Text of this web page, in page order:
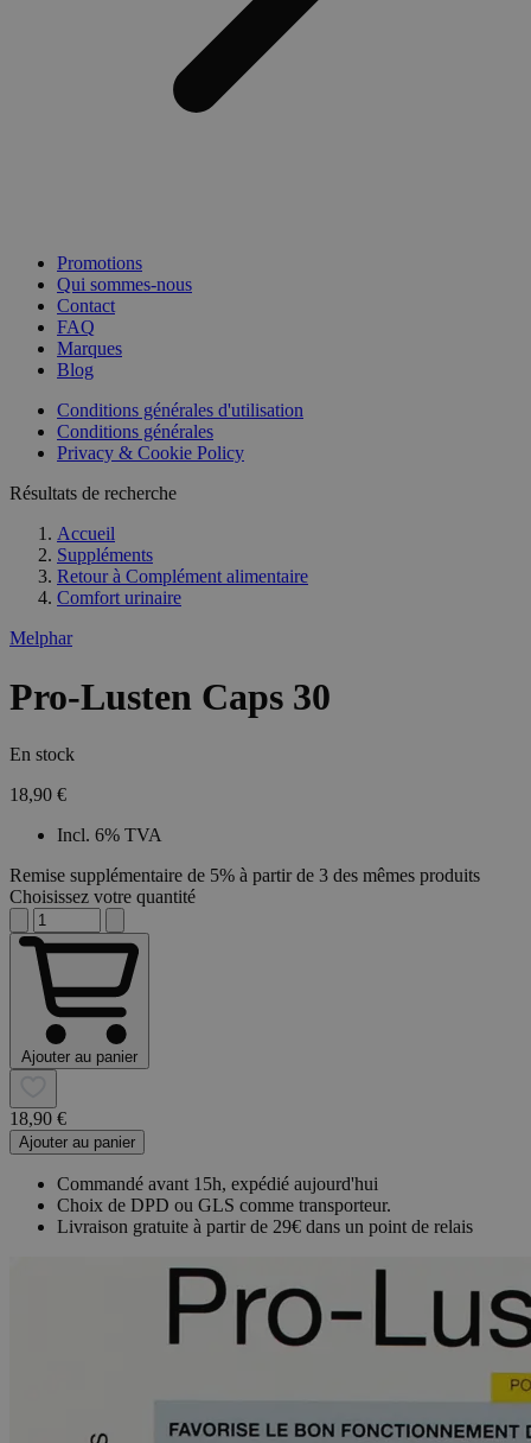
Promotions
Qui sommes-nous
Contact
FAQ
Marques
Blog
Conditions générales d'utilisation
Conditions générales
Privacy & Cookie Policy
Résultats de recherche
Accueil
Suppléments
Retour à Complément alimentaire
Comfort urinaire
Melphar
Pro-Lusten Caps 30
En stock
18,90 €
Incl. 6% TVA
Remise supplémentaire de 5% à partir de 3 des mêmes produits
Choisissez votre quantité
Ajouter au panier
18,90 €
Ajouter au panier
Commandé avant 15h, expédié aujourd'hui
Choix de DPD ou GLS comme transporteur.
Livraison gratuite à partir de 29€ dans un point de relais